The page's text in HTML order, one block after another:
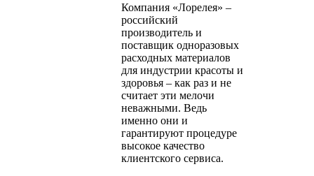
Компания «Лорелея» –
российский
производитель и
поставщик одноразовых
расходных материалов
для индустрии красоты и
здоровья – как раз и не
считает эти мелочи
неважными. Ведь
именно они и
гарантируют процедуре
высокое качество
клиентского сервиса.